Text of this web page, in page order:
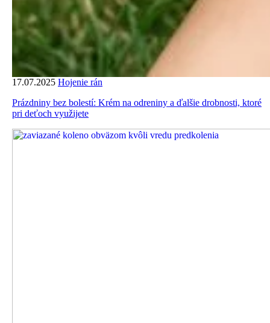
17.07.2025 Hojenie rán
Prázdniny bez bolestí: Krém na odreniny a ďalšie drobnosti, ktoré
pri deťoch využijete